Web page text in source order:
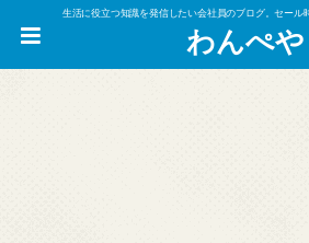
生活に役立つ知識を発信したい会社員のブログ。セール
わんぺや